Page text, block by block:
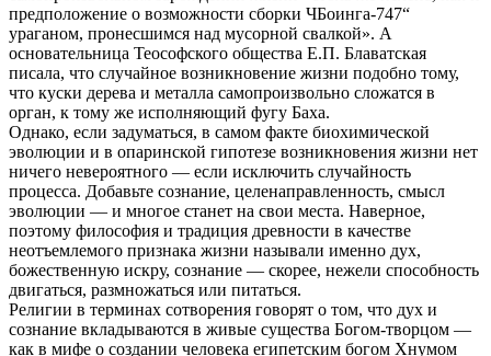
предположение о возможности сборки ЧБоинга-747“
ураганом, пронесшимся над мусорной свалкой». А
основательница Теософского общества Е.П. Блаватская
писала, что случайное возникновение жизни подобно тому,
что куски дерева и металла самопроизвольно сложатся в
орган, к тому же исполняющий фугу Баха.
Однако, если задуматься, в самом факте биохимической
эволюции и в опаринской гипотезе возникновения жизни нет
ничего невероятного — если исключить случайность
процесса. Добавьте сознание, целенаправленность, смысл
эволюции — и многое станет на свои места. Наверное,
поэтому философия и традиция древности в качестве
неотъемлемого признака жизни называли именно дух,
божественную искру, сознание — скорее, нежели способность
двигаться, размножаться или питаться.
Религии в терминах сотворения говорят о том, что дух и
сознание вкладываются в живые существа Богом-творцом —
как в мифе о создании человека египетским богом Хнумом